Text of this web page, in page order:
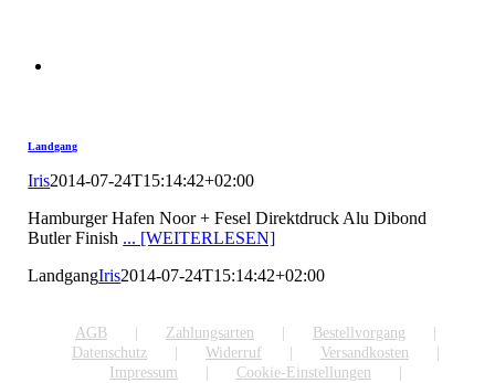
Landgang
Iris2014-07-24T15:14:42+02:00
Hamburger Hafen Noor + Fesel Direktdruck Alu Dibond
Butler Finish ... [WEITERLESEN]
LandgangIris2014-07-24T15:14:42+02:00
AGB Zahlungsarten
Bestellvorgang
Datenschutz
Widerruf
Versandkosten
Impressum
Cookie-Einstellungen